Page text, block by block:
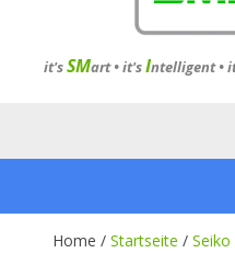
it'sSMart •it'sIntelligent•
Home / Startseite /